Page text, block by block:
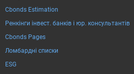
Cbonds Estimation
Ренкінги інвест. банків і юр. консультантів
Cbonds Pages
Ломбардні списки
ESG